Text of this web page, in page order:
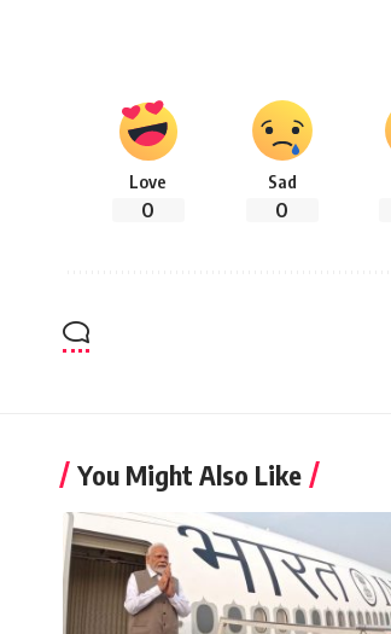
Love
0
Sad
0
You Might Also Like